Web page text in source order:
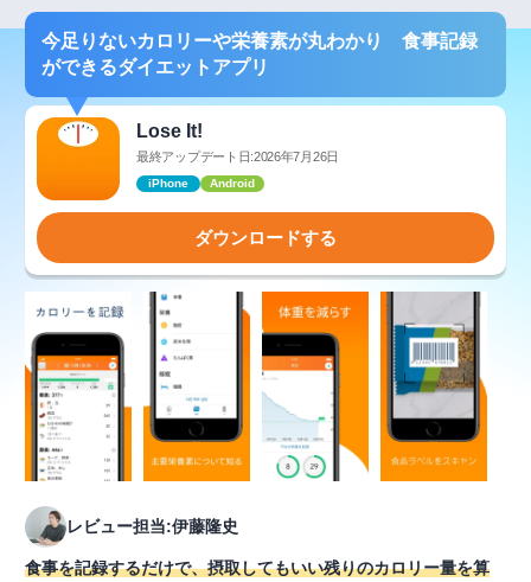
今足りないカロリーや栄養素が丸わかり 食事記録
ができるダイエットアプリ
Lose It!
最終アップデート日:2026年7月26日
iPhone Android
ダウンロードする
レビュー担当:伊藤隆史
食事を記録するだけで、摂取してもいい残りのカロリー量を算